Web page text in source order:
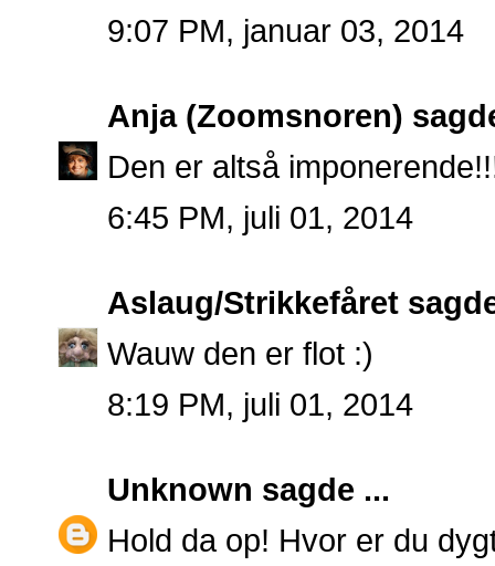
9:07 PM, januar 03, 2014
Anja (Zoomsnoren)
Den er altså
6:45 PM, juli 01, 2014
Aslaug/Strikkefåret
Wauw den er flot :)
8:19 PM, juli 01, 2014
Unknown sagde ...
Hold da op! Hvor er du